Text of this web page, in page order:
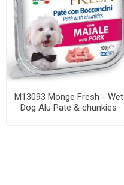
M13093 Monge Fresh - Wet
Dog Alu Pate & chunkies